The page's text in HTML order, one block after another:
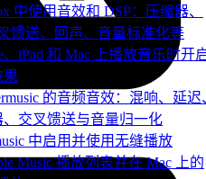
中使用音效和 DSP：压缩器、
馈送、回声、音量标准化等
、iPad 和 Mac 上播放音乐时开
果
的音频音效：混响、延迟
交叉馈送与音量归一化
中启用并使用无缝播放
Music 播放列表并在 Mac 上的